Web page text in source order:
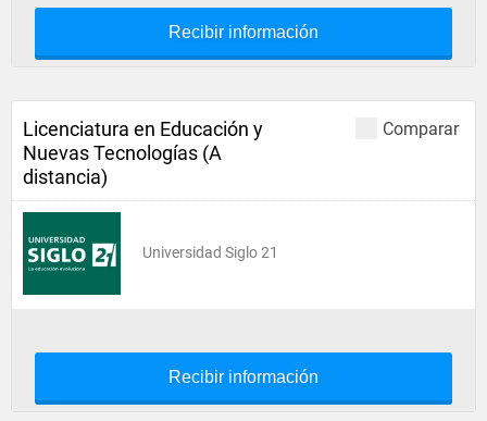
Recibir información
Comparar
Licenciatura en Educación y
Nuevas Tecnologías (A
distancia)
Universidad Siglo 21
Recibir información